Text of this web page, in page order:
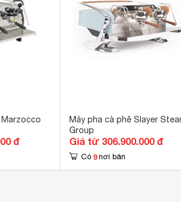
Marzocco
đ
Máy pha cà phê Slayer
Group
Giá từ 306.900.000 đ
Có 9 nơi bán